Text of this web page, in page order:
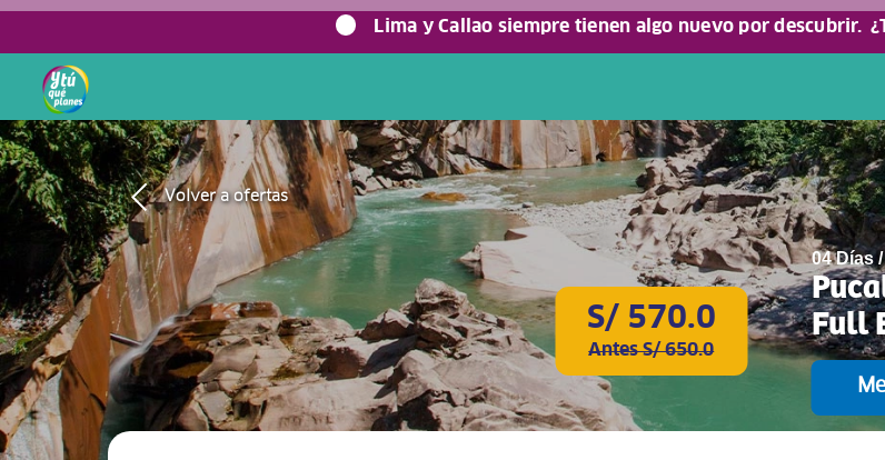
Lima y Callao siempre tienen algo nuevo por descubrir.
Volver a ofertas
S/ 570.0
Antes S/ 650.0
04 Días
Full